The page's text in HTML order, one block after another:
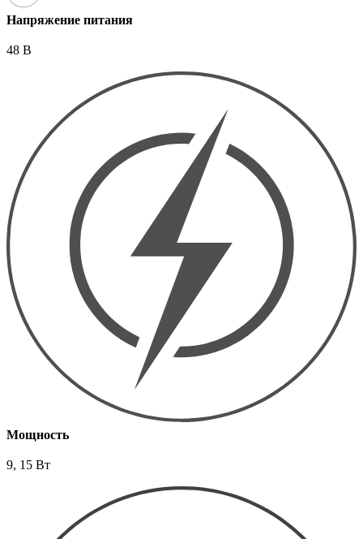
Напряжение питания
48 В
Мощность
9, 15 Вт